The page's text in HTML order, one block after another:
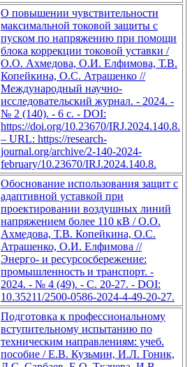
О повышении чувствительности
максимальной токовой защиты с
пуском по напряжению при помощи
блока коррекции токовой уставки /
О.О. Ахмедова, О.И. Елфимова, Т.В.
Копейкина, О.С. Атрашенко //
Международный научно-
исследовательский журнал. - 2024. -
№ 2 (140). - 6 с. - DOI:
https://doi.org/10.23670/IRJ.2024.140.8.
– URL: https://research-
journal.org/archive/2-140-2024-
february/10.23670/IRJ.2024.140.8.
Обоснование использования защит с
адаптивной уставкой при
проектировании воздушных линий
напряжением более 110 кВ / О.О.
Ахмедова, Т.В. Копейкина, О.С.
Атрашенко, О.И. Елфимова //
Энерго- и ресурсосбережение:
промышленность и транспорт. -
2024. - № 4 (49). - C. 20-27. - DOI:
10.35211/2500-0586-2024-4-49-20-27.
Подготовка к профессиональному
вступительному испытанию по
техническим направлениям: учеб.
пособие / Е.В. Кузьмин, И.Л. Гоник,